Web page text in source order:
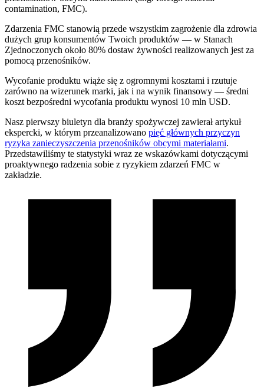
contamination, FMC).
Zdarzenia FMC stanowią przede wszystkim zagrożenie dla zdrowia
dużych grup konsumentów Twoich produktów — w Stanach
Zjednoczonych około 80% dostaw żywności realizowanych jest za
pomocą przenośników.
Wycofanie produktu wiąże się z ogromnymi kosztami i rzutuje
zarówno na wizerunek marki, jak i na wynik finansowy — średni
koszt bezpośredni wycofania produktu wynosi 10 mln USD.
Nasz pierwszy biuletyn dla branży spożywczej zawierał artykuł
ekspercki, w którym przeanalizowano pięć głównych przyczyn
ryzyka zanieczyszczenia przenośników obcymi materiałami.
Przedstawiliśmy te statystyki wraz ze wskazówkami dotyczącymi
proaktywnego radzenia sobie z ryzykiem zdarzeń FMC w
zakładzie.